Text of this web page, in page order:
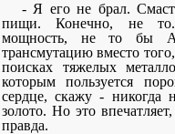
- Я его не брал.
пищи. Конечно, не то.
мощность, не то бы
трансмутацию вместо
поисках тяжелых
которым пользуется
сердце, скажу - никогда
золото. Но это
правда.